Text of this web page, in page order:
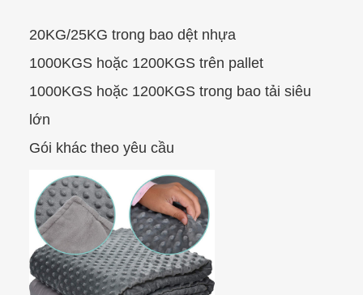
20KG/25KG trong bao dệt nhựa
1000KGS hoặc 1200KGS trên pallet
1000KGS hoặc 1200KGS trong bao tải siêu
lớn
Gói khác theo yêu cầu